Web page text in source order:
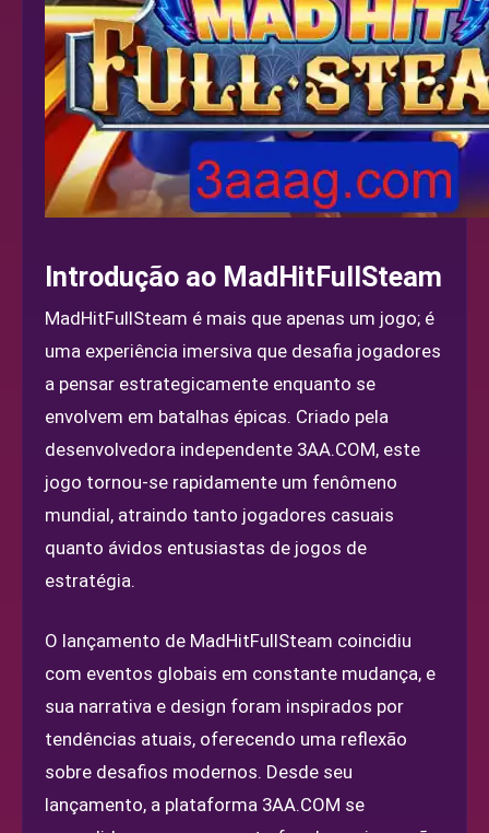
Introdução ao MadHitFullSteam
MadHitFullSteam é mais que apenas um jogo; é
uma experiência imersiva que desafia jogadores
a pensar estrategicamente enquanto se
envolvem em batalhas épicas. Criado pela
desenvolvedora independente 3AA.COM, este
jogo tornou-se rapidamente um fenômeno
mundial, atraindo tanto jogadores casuais
quanto ávidos entusiastas de jogos de
estratégia.
O lançamento de MadHitFullSteam coincidiu
com eventos globais em constante mudança, e
sua narrativa e design foram inspirados por
tendências atuais, oferecendo uma reflexão
sobre desafios modernos. Desde seu
lançamento, a plataforma 3AA.COM se